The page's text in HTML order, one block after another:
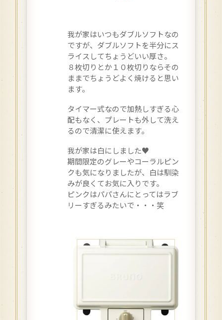
我が家はいつもダブルソフトなの
ですが、ダブルソフトを半分にス
ライスしてちょうどいい厚さ。
８枚切りとか１０枚切りならその
ままでちょうどよく焼けると思い
ます。
タイマー式なので加熱しすぎる心
配もなく、プレートも外して洗え
るので清潔に使えます。
我が家は白にしました♥
期間限定のグレーやコーラルピン
クも気になりましたが、白は馴染
みが良くてお気に入りです。
ピンクはパパさんにとってはラブ
リーすぎるみたいで・・・笑